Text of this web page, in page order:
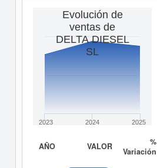
Evolución de
ventas de
DELTA DIESEL
SL
2023 2024 2025
AÑO VALOR
%
Variación